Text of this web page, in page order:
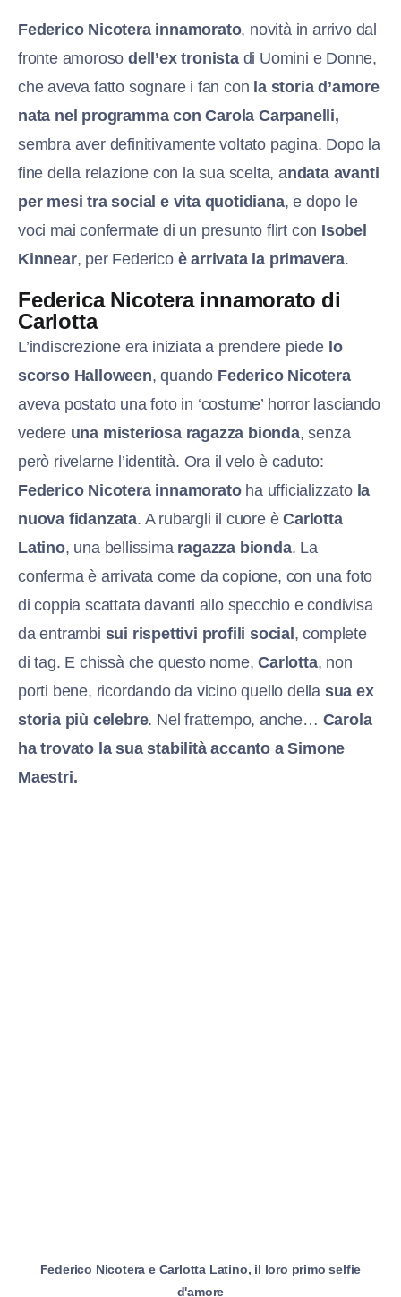
Federico Nicotera innamorato, novità in arrivo dal
fronte amorosodell’ex tronistadi Uomini e Donne,
che aveva fatto sognare i fan con la storia d’amore
nata nel programma con Carola Carpanelli,
sembra aver definitivamente voltato pagina. Dopo la
fine della relazione con la sua scelta, andata avanti
per mesi tra social e vita quotidiana, e dopo le
voci mai confermate di un presunto flirt con Isobel
Kinnear, per Federico è arrivata la primavera.
Federica Nicotera innamorato di
Carlotta
L’indiscrezione era iniziata a prendere piede lo
scorso Halloween, quando Federico Nicotera
aveva postato una foto in ‘costume’ horror lasciando
vedere una misteriosa ragazza bionda, senza
però rivelarne l’identità. Ora il velo è caduto:
Federico Nicotera innamoratoha ufficializzato la
nuova fidanzata. A rubargli il cuore èCarlotta
Latino, una bellissima ragazza bionda. La
conferma è arrivata come da copione, con una foto
di coppia scattata davanti allo specchio e condivisa
da entrambi sui rispettivi profili social, complete
di tag. E chissà che questo nome,Carlotta, non
porti bene, ricordando da vicino quello della sua ex
storia più celebre. Nel frattempo, anche… Carola
ha trovato la sua stabilità accanto a Simone
Maestri.
Federico Nicotera e Carlotta Latino, il loro primo selfie
d'amore